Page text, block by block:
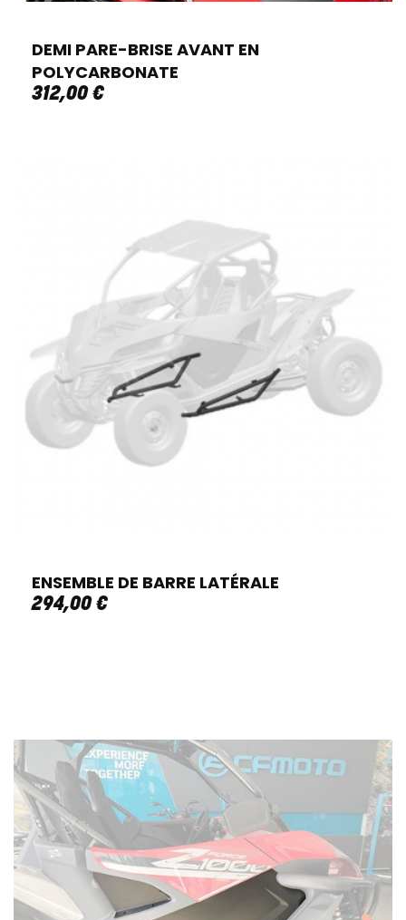
DEMI PARE-BRISE AVANT EN
POLYCARBONATE
312,00€
ENSEMBLE DE BARRE LATÉRALE
294,00€